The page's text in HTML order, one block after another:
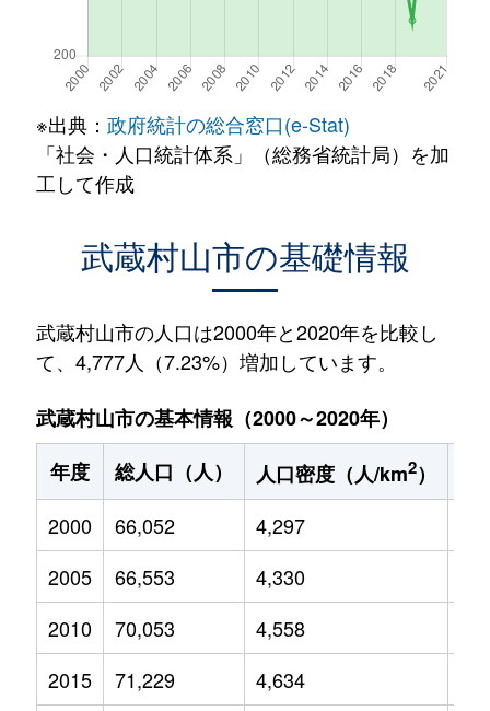
※出典： 政府統計の総合窓口(e-Stat)
「社会・人口統計体系」（総務省統計局）を加
工して作成
武蔵村山市の基礎情報
武蔵村山市の人口は2000年と2020年を比較し
て、4,777人（7.23%）増加しています。
武蔵村山市の基本情報（2000～2020年）
年度
総人口（人） 人口密度（人/km2）
2000
66,052 4,297
2005
66,553 4,330
2010
70,053 4,558
2015
71,229 4,634